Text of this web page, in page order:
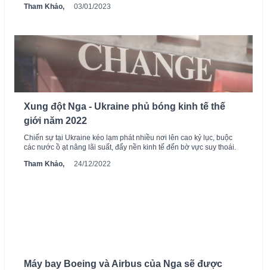
Tham Khảo,
03/01/2023
Xung đột Nga - Ukraine phủ bóng kinh tế thế
giới năm 2022
Chiến sự tại Ukraine kéo lạm phát nhiều nơi lên cao kỷ lục, buộc
các nước ồ ạt nâng lãi suất, đẩy nền kinh tế đến bờ vực suy thoái.
Tham Khảo,
24/12/2022
Máy bay Boeing và Airbus của Nga sẽ được